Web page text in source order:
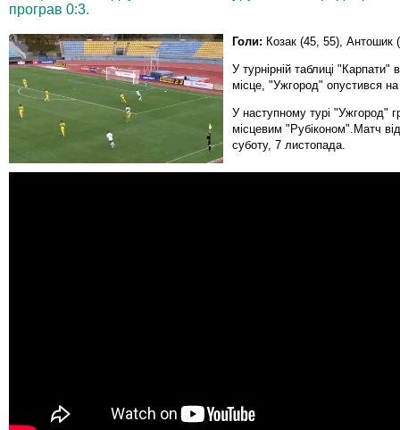
програв 0:3.
Голи: Козак (45, 55), Антошик
У турнірній таблиці
місце, "Ужгород" опустився
У наступному турі "Ужгород"
місцевим "Рубіконом".Матч
суботу, 7 листопада.